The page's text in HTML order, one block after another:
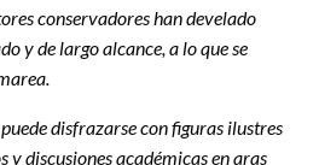
conservadores han develado
y de largo alcance, a lo que se
disfrazarse con figuras ilustres
y discusiones académicas en aras